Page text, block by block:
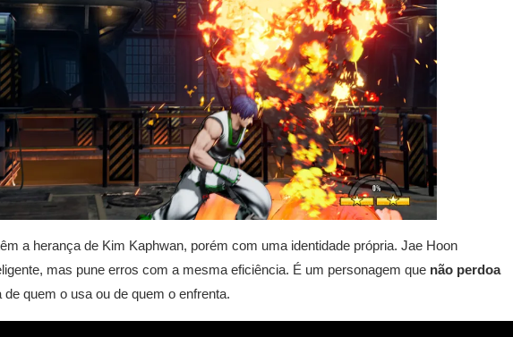
a herança de Kim Kaphwan, porém com uma identidade própria. Jae Hoon
mas pune erros com a mesma eficiência. É um personagem que não perdoa
de quem o usa ou de quem o enfrenta.